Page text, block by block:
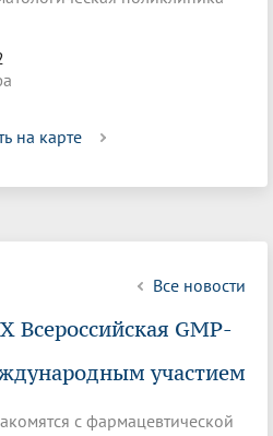
на карте
Все новости
Всероссийская GMP-
участием
с фармацевтической